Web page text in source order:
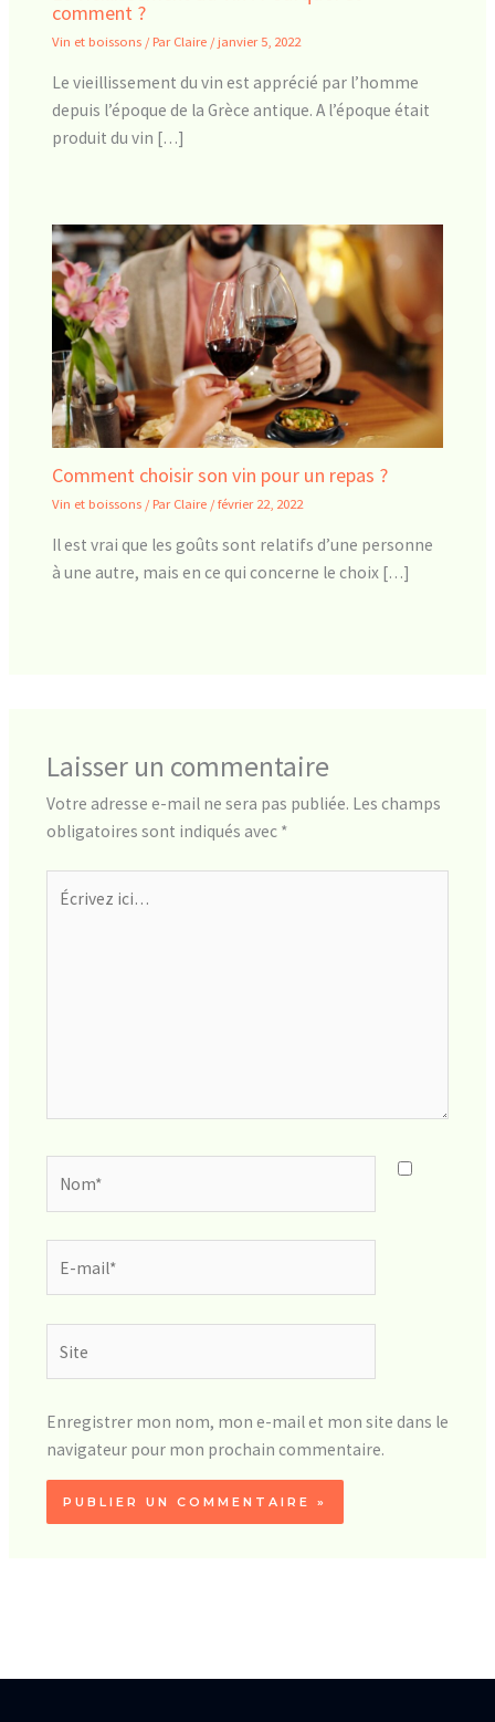
comment ?
Vin et boissons / Par Claire / janvier 5, 2022
Le vieillissement du vin est apprécié par l’homme
depuis l’époque de la Grèce antique. A l’époque était
produit du vin […]
Comment choisir son vin pour un repas ?
Vin et boissons / Par Claire /février 22, 2022
Il est vrai que les goûts sont relatifs d’une personne
à une autre, mais en ce qui concerne le choix […]
Laisser un commentaire
Votre adresse e-mail ne sera pas publiée. Les champs
obligatoires sont indiqués avec *
ici…
mail*
Enregistrer mon nom, mon e-mail et mon site dans le
navigateur pour mon prochain commentaire.